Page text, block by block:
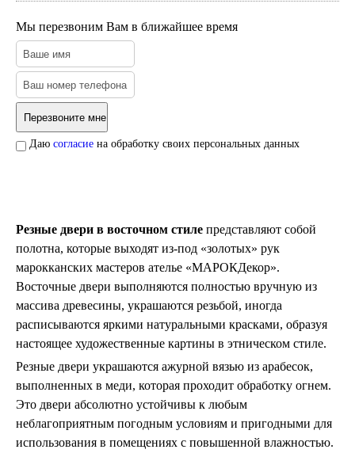
Мы перезвоним Вам в ближайшее время
Даю согласие на обработку своих персональных данных
Резные двери в восточном стиле представляют собой
полотна, которые выходят из-под «золотых» рук
марокканских мастеров ателье «МАРОКДекор».
Восточные двери выполняются полностью вручную из
массива древесины, украшаются резьбой, иногда
расписываются яркими натуральными красками, образуя
настоящее художественные картины в этническом стиле.
Резные двери украшаются ажурной вязью из арабесок,
выполненных в меди, которая проходит обработку огнем.
Это двери абсолютно устойчивы к любым
неблагоприятным погодным условиям и пригодными для
использования в помещениях с повышенной влажностью.